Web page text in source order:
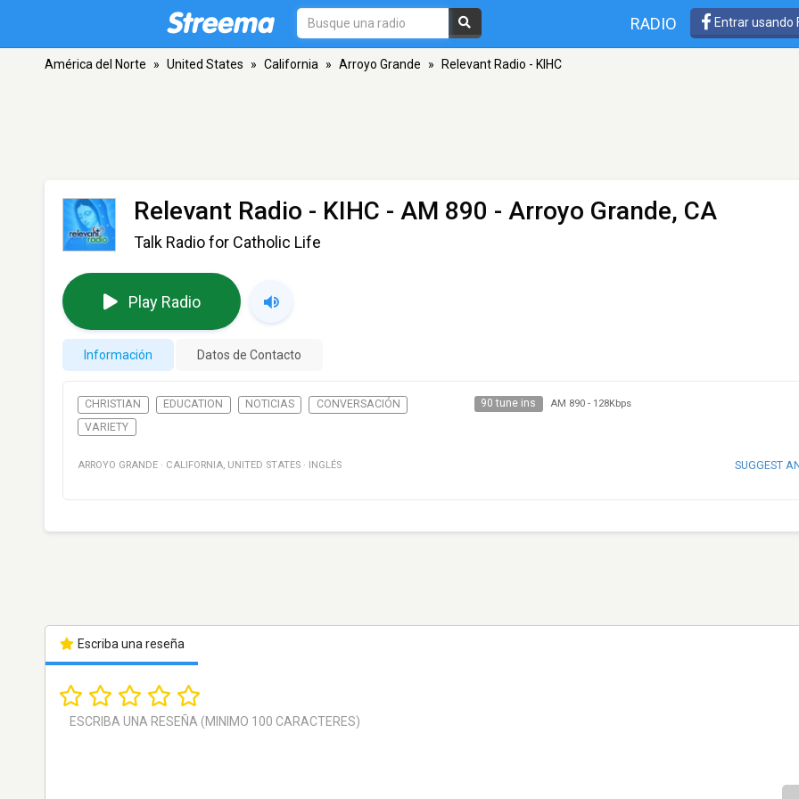
RADIO Entrar usando
América del Norte » United States » California » Arroyo Grande » Relevant Radio - KIHC
Relevant Radio - KIHC - AM 890 - Arroyo Grande, CA
Talk Radio for Catholic Life
Play Radio
Información Datos de Contacto
CHRISTIAN EDUCATION NOTICIAS
CONVERSACIÓN
VARIETY
90 tune ins AM 890- 128Kbps
ARROYO GRANDE · CALIFORNIA, UNITED STATES · INGLÉS SUGGEST
Escriba una reseña